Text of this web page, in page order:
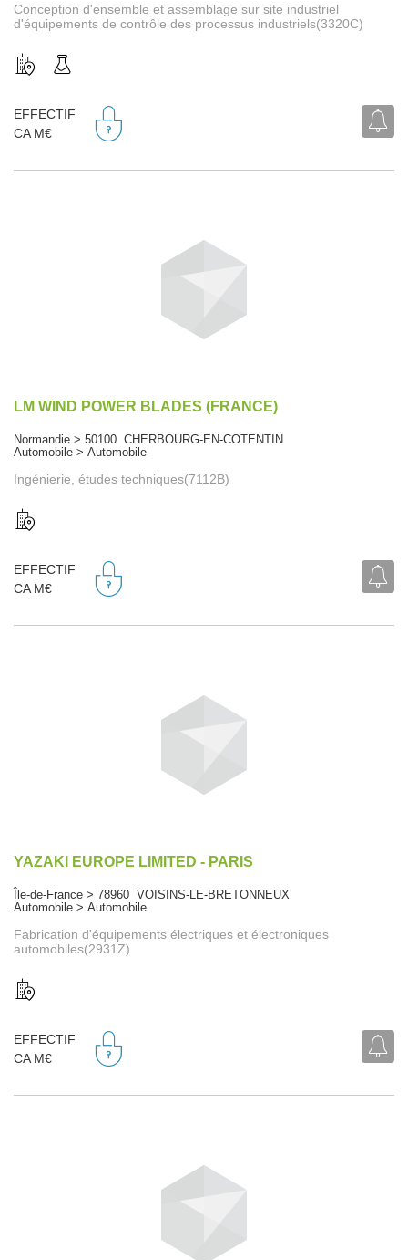
Conception d'ensemble et assemblage sur site industriel
d'équipements de contrôle des processus industriels(3320C)
EFFECTIF
CA M€
LM WIND POWER BLADES (FRANCE)
Normandie > 50100 CHERBOURG-EN-COTENTIN
Automobile > Automobile
Ingénierie, études techniques(7112B)
EFFECTIF
CA M€
YAZAKI EUROPE LIMITED - PARIS
Île-de-France > 78960 VOISINS-LE-BRETONNEUX
Automobile > Automobile
Fabrication d'équipements électriques et électroniques
automobiles(2931Z)
EFFECTIF
CA M€